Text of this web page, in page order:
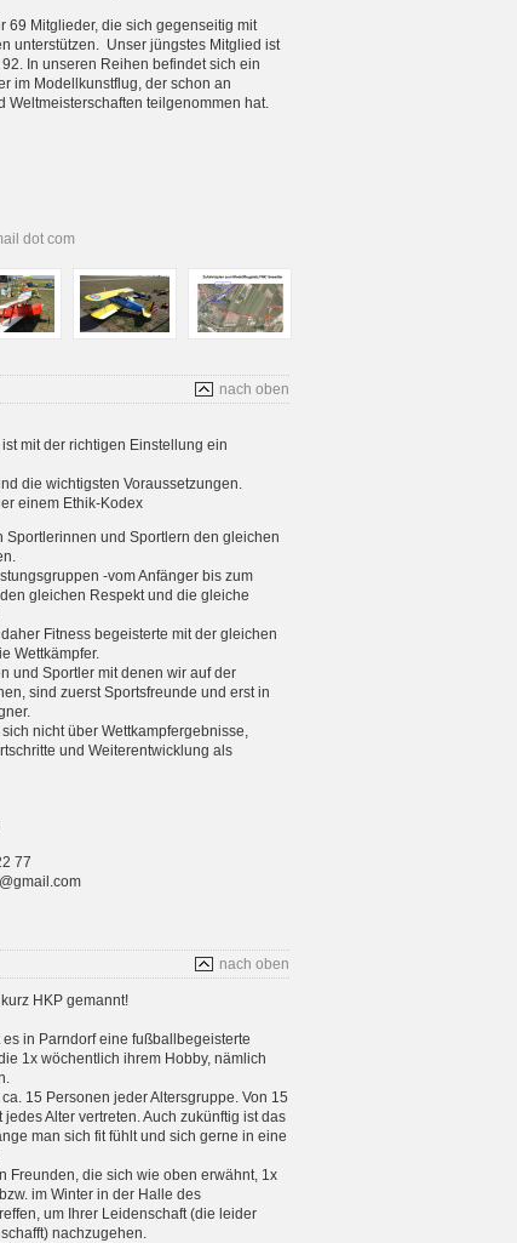
69 Mitglieder, die sich gegenseitig mit
unterstützen. Unser jüngstes Mitglied ist
In unseren Reihen befindet sich ein
im Modellkunstflug, der schon an
Weltmeister­schaften teilgenommen hat.
dot com
nach oben
mit der richtigen Einstellung ein
die wichtigsten Voraussetzungen.
einem Ethik-Kodex
Sportlerinnen und Sportlern den gleichen
-vom Anfänger bis zum
gleichen Respekt und die gleiche
Fitness begeisterte mit der gleichen
Wettkämpfer.
und Sportler mit denen wir auf der
sind zuerst Sportsfreunde und erst in
nicht über Wettkampfergebnisse,
und Weiterentwicklung als
77
nach oben
HKP gemannt!
in Parndorf eine fußballbegeisterte
1x wöchentlich ihrem Hobby, nämlich
15 Personen jeder Altersgruppe. Von 15
Alter vertreten. Auch zukünftig ist das
man sich fit fühlt und sich gerne in eine
Freunden, die sich wie oben erwähnt, 1x
im Winter in der Halle des
um Ihrer Leidenschaft (die leider
nachzugehen.